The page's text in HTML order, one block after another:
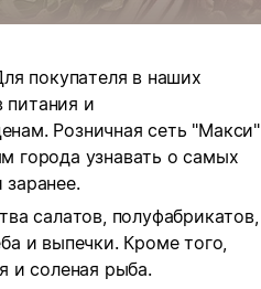
покупателя в наших
питания и
Розничная сеть "Макси"
города узнавать о самых
салатов, полуфабрикатов,
и выпечки. Кроме того,
и соленая рыба.